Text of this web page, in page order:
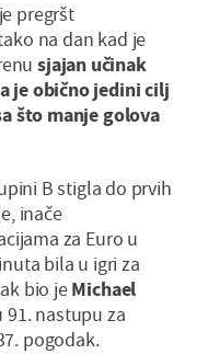
pregršt
na dan kad je
sjajan učinak
je obično jedini cilj
što manje golova
B stigla do prvih
inače
za Euro u
bila u igri za
bio jeMichael
nastupu za
pogodak.